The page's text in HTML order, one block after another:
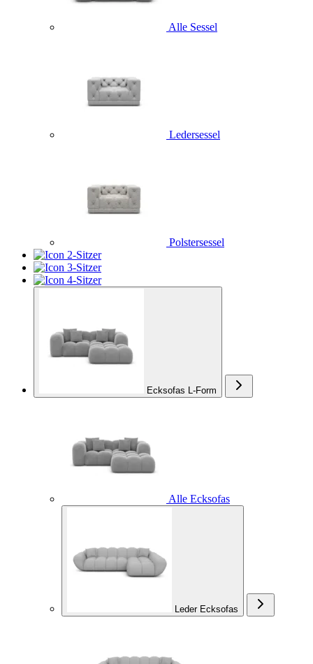
Alle Sessel
Ledersessel
Polstersessel
2-Sitzer
3-Sitzer
4-Sitzer
Ecksofas L-Form
Alle Ecksofas
Leder Ecksofas